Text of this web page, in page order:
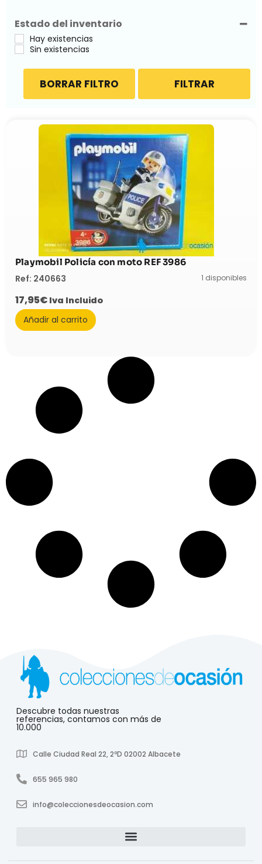
Estado del inventario
Hay existencias
Sin existencias
FILTRAR
BORRAR FILTRO
Playmobil Policía con moto REF 3986
Ref: 240663 1 disponibles
17,95€ Iva Incluido
Añadir al carrito
Descubre todas nuestras
referencias, contamos con más de
10.000
Calle Ciudad Real 22, 2ºD 02002 Albacete
655 965 980
info@coleccionesdeocasion.com